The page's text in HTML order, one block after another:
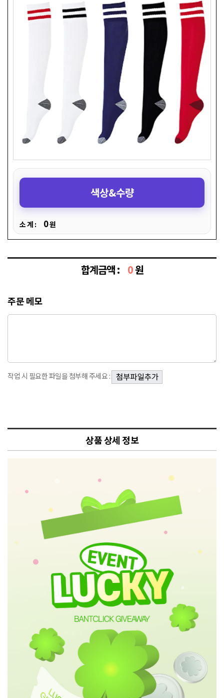
색상&수량
소 계 : 0원
합계금액 : 0원
주문 메모
작업 시 필요한 파일을 첨부해 주세요 :
상품 상세 정보